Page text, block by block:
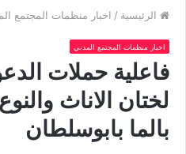
الرئيسية / اخبار منظمات المجتمع
اخبار منظمات المجتمع المدني
فاعلية حملات
لختان الاناث
بالما بابوسلطان